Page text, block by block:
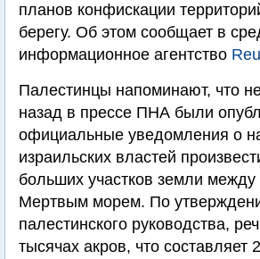
планов конфискации
берегу. Об этом сообщает в
информационное агентство
Палестинцы напоминают, что
назад в прессе ПНА были
официальные уведомления о
израильских властей
больших участков земли
Мертвым морем. По
палестинского руководства,
тысячах акров, что составляет